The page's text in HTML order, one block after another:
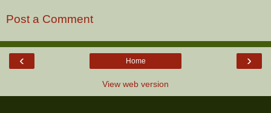
Post a Comment
‹ ›
Home
View web version